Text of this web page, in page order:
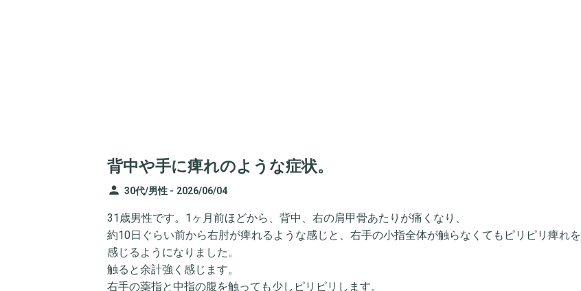
背中や手に痺れのような症状。
person 30代/男性 - 2026/06/04
31歳男性です。1ヶ月前ほどから、背中、右の肩甲骨あたりが痛くなり、
約10日ぐらい前から右肘が痺れるような感じと、右手の小指全体が触らなくてもピリピリ痺れを
感じるようになりました。
触ると余計強く感じます。
右手の薬指と中指の腹を触っても少しピリピリします。